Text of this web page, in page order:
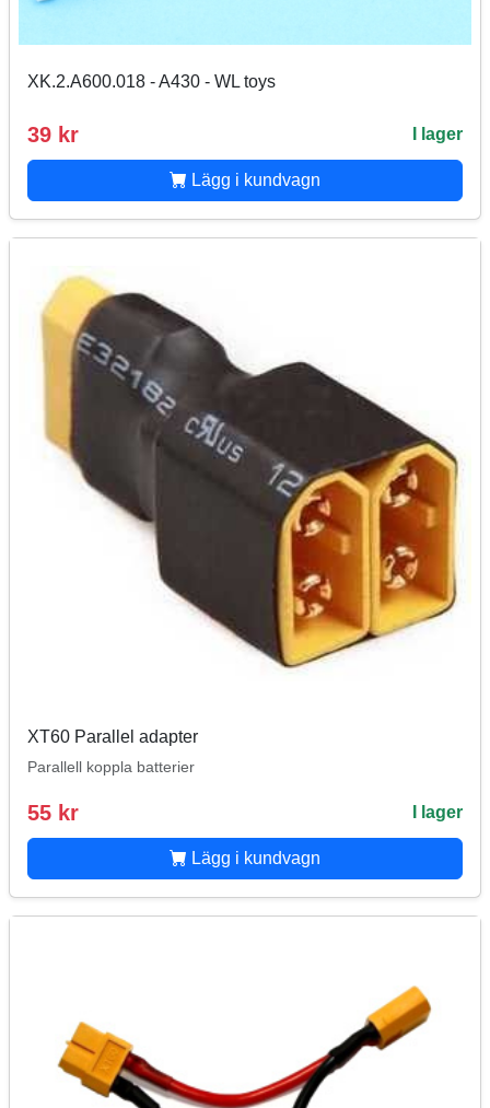
XK.2.A600.018 - A430 - WL toys
39 kr I lager
Lägg i kundvagn
XT60 Parallel adapter
Parallell koppla batterier
55 kr I lager
Lägg i kundvagn